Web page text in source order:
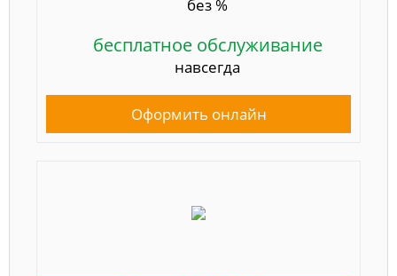
без %
бесплатное обслуживание
навсегда
Оформить онлайн